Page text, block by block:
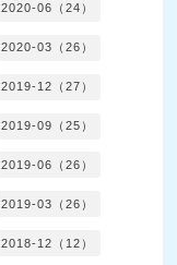
2020-06（24）
2020-03（26）
2019-12（27）
2019-09（25）
2019-06（26）
2019-03（26）
2018-12（12）